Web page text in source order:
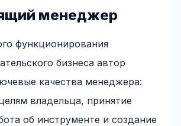
менеджер
функционирования
бизнеса автор
качества менеджера:
владельца, принятие
об инструменте и создание